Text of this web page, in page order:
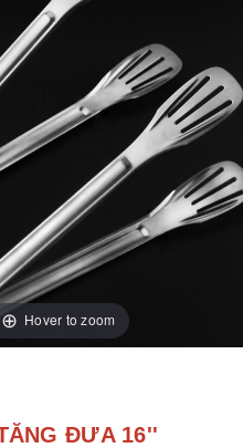
Hover to zoom
ĐƯA 16''